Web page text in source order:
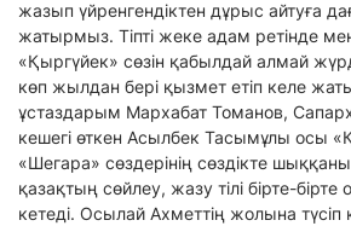
жазып үйренгендіктен дұрыс айтуға
жатырмыз. Тіпті жеке адам ретінде
«Қыргүйек» сөзін қабылдай алмай
көп жылдан бері қызмет етіп келе
ұстаздарым Мархабат Томанов,
кешегі өткен Асылбек Тасымұлы осы
«Шегара» сөздерінің сөздікте
қазақтың сөйлеу, жазу тілі бірте-
кетеді. Осылай Ахметтің жолына түсіп